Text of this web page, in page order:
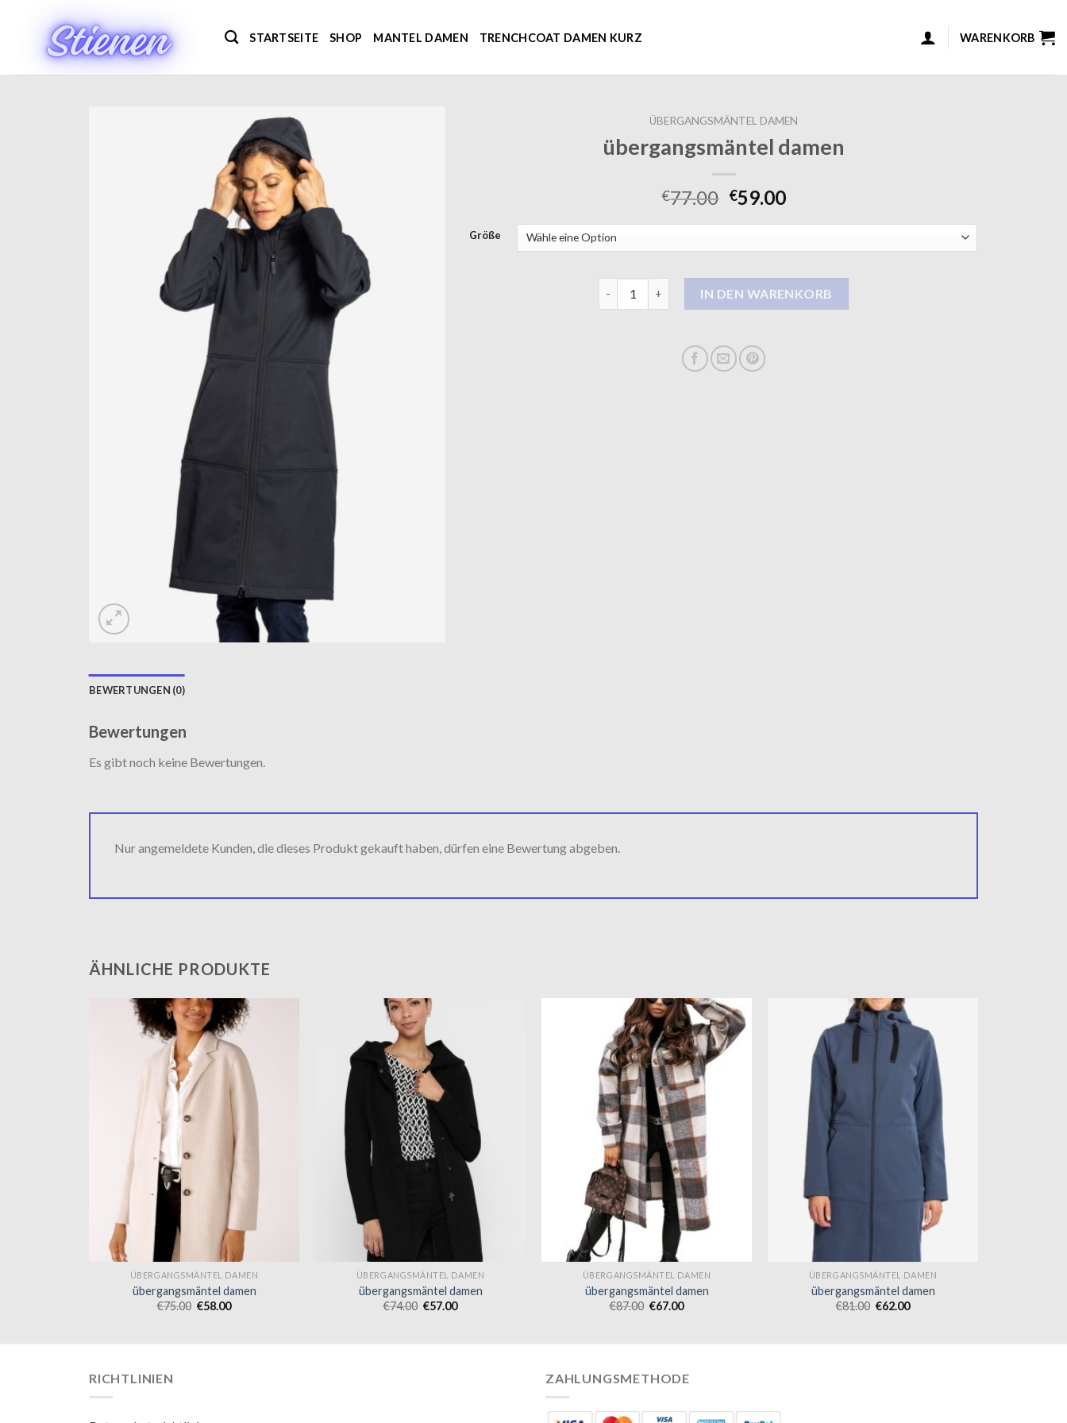
STARTSEITE SHOP MANTEL DAMEN TRENCHCOAT DAMEN KURZ WARENKORB
ÜBERGANGSMÄNTEL DAMEN
übergangsmäntel damen
€77.00 €59.00
Größe
IN DEN WARENKORB
BEWERTUNGEN (0)
Bewertungen
Es gibt noch keine Bewertungen.
Nur angemeldete Kunden, die dieses Produkt gekauft haben, dürfen eine Bewertung abgeben.
ÄHNLICHE PRODUKTE
ÜBERGANGSMÄNTEL DAMEN
übergangsmäntel damen
€75.00 €58.00
ÜBERGANGSMÄNTEL DAMEN
übergangsmäntel damen
€74.00 €57.00
ÜBERGANGSMÄNTEL DAMEN
übergangsmäntel damen
€87.00 €67.00
ÜBERGANGSMÄNTEL DAMEN
übergangsmäntel damen
€81.00 €62.00
RICHTLINIEN ZAHLUNGSMETHODE